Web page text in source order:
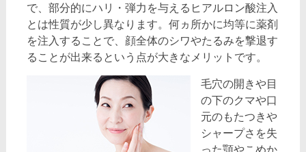
で、部分的にハリ・弾力を与えるヒアルロン酸注入
とは性質が少し異なります。何ヵ所かに均等に薬剤
を注入することで、顔全体のシワやたるみを撃退す
ることが出来るという点が大きなメリットです。
毛穴の開きや目
の下のクマや口
元のもたつきや
シャープさを失
った顎やこめか